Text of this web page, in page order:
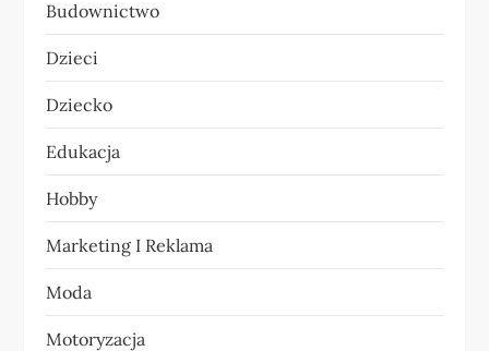
a
w
p
i
s
u
Budownictwo
Dzieci
Dziecko
Edukacja
Hobby
Marketing I Reklama
Moda
Motoryzacja